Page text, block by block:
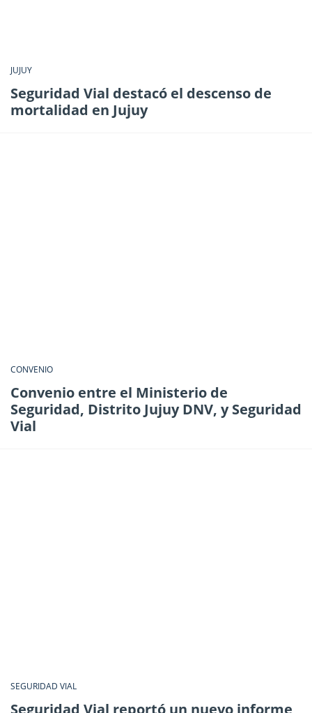
JUJUY
Seguridad Vial destacó el descenso de
mortalidad en Jujuy
CONVENIO
Convenio entre el Ministerio de
Seguridad, Distrito Jujuy DNV, y Seguridad
Vial
SEGURIDAD VIAL
Seguridad Vial reportó un nuevo informe